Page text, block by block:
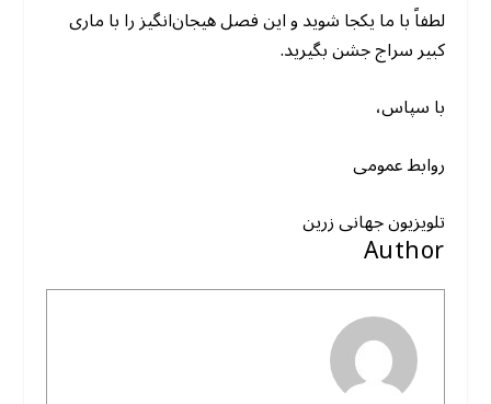
لطفاً با ما یکجا شوید و این فصل هیجان‌انگیز را با ماری
کبیر سراج جشن بگیرید.
با سپاس،
روابط عمومی
تلویزیون جهانی زرین
Author